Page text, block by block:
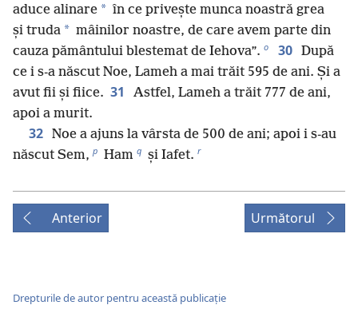
aduce alinare * în ce privește munca noastră grea
și truda * mâinilor noastre, de care avem parte din
cauza pământului blestemat de Iehova”. o 30 După
ce i s-a născut Noe, Lameh a mai trăit 595 de ani. Și a
avut fii și fiice. 31
Astfel, Lameh a trăit 777 de ani,
apoi a murit.
32 Noe a ajuns la vârsta de 500 de ani; apoi i s-au
născut Sem, p Ham q și Iafet. r
Anterior Următorul
Drepturile de autor pentru această publicație